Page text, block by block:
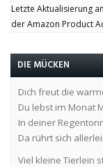
Letzte Aktualisierung
der Amazon Product
DIE MÜCKEN
Dich freut die
Du lebst im Monat
In deiner
Da rührt sich allerlei.
Viel kleine Tierlein